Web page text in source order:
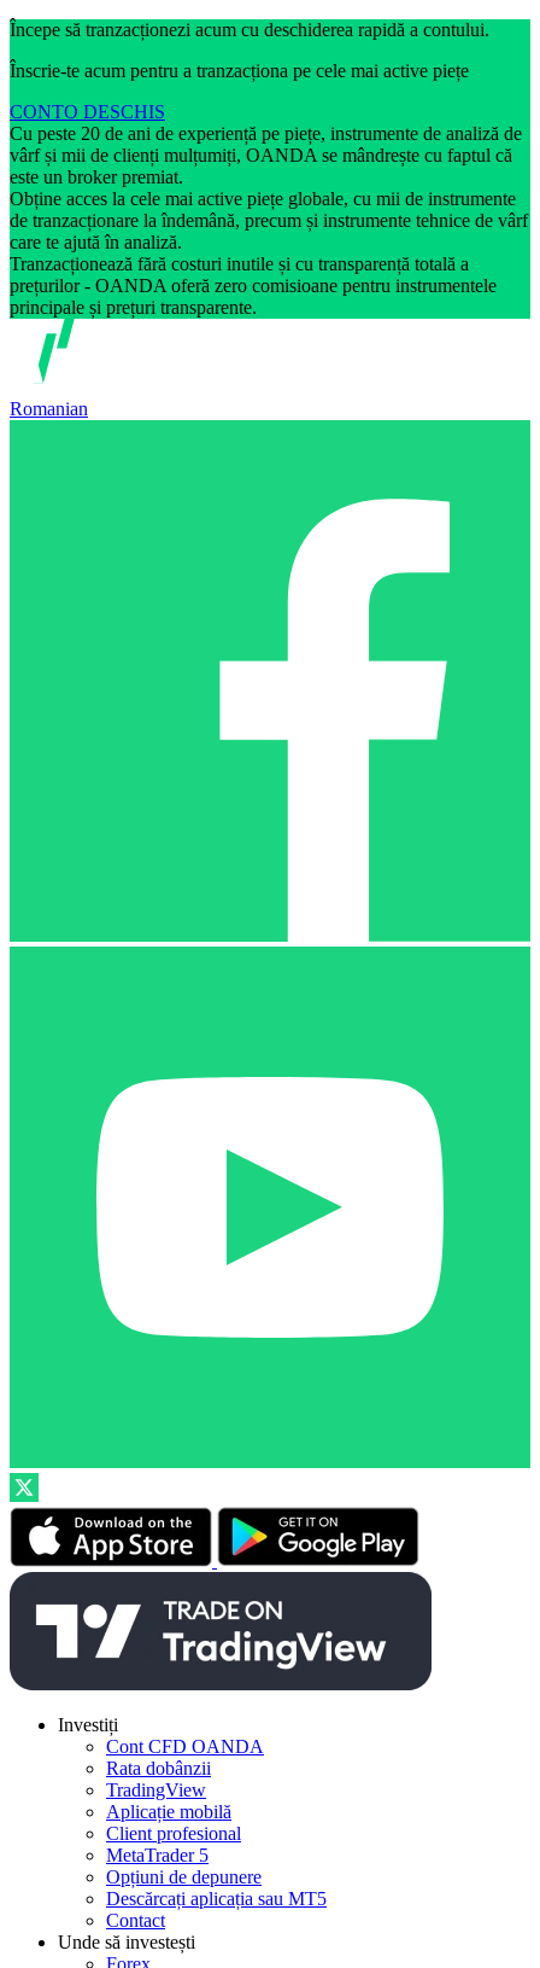
Începe să tranzacționezi acum cu deschiderea rapidă a contului.
Înscrie-te acum pentru a tranzacționa pe cele mai active piețe
CONTO DESCHIS
Cu peste 20 de ani de experiență pe piețe, instrumente de analiză de
vârf și mii de clienți mulțumiți, OANDA se mândrește cu faptul că
este un broker premiat.
Obține acces la cele mai active piețe globale, cu mii de instrumente
de tranzacționare la îndemână, precum și instrumente tehnice de vârf
care te ajută în analiză.
Tranzacționează fără costuri inutile și cu transparență totală a
prețurilor - OANDA oferă zero comisioane pentru instrumentele
principale și prețuri transparente.
Romanian
Investiți
Cont CFD OANDA
Rata dobânzii
TradingView
Aplicație mobilă
Client profesional
MetaTrader 5
Opțiuni de depunere
Descărcați aplicația sau MT5
Contact
Unde să investești